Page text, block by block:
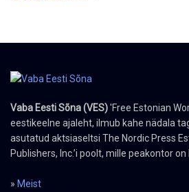
Vaba Eesti Sõna (VES)'Free Estonian
eestikeelne ajaleht, ilmub kahe nädala
asutatud aktsiaseltsi The Nordic Press
Publishers, Inc.’i poolt, mille peakontor on
» Meist